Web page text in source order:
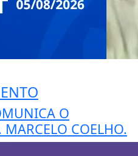
O
COELHO.